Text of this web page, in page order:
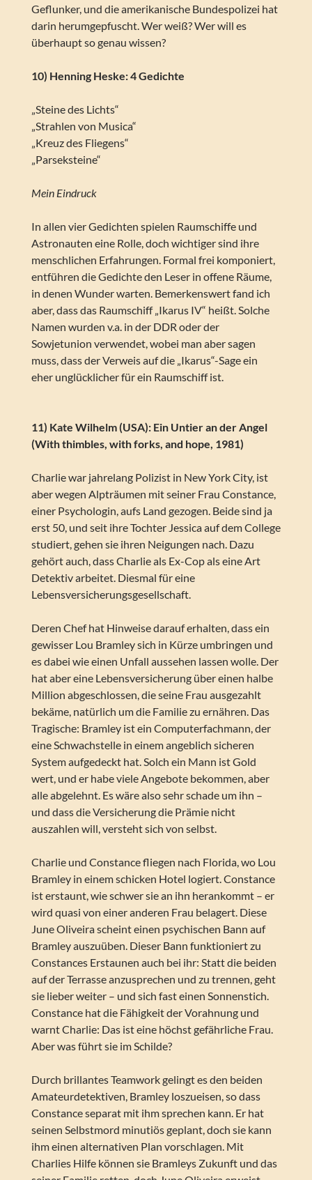
Geflunker, und die amerikanische Bundespolizei hat
darin herumgepfuscht. Wer weiß? Wer will es
überhaupt so genau wissen?
10) Henning Heske: 4 Gedichte
„Steine des Lichts“
„Strahlen von Musica“
„Kreuz des Fliegens“
„Parseksteine“
Mein Eindruck
In allen vier Gedichten spielen Raumschiffe und
Astronauten eine Rolle, doch wichtiger sind ihre
menschlichen Erfahrungen. Formal frei komponiert,
entführen die Gedichte den Leser in offene Räume,
in denen Wunder warten. Bemerkenswert fand ich
aber, dass das Raumschiff „Ikarus IV“ heißt. Solche
Namen wurden v.a. in der DDR oder der
Sowjetunion verwendet, wobei man aber sagen
muss, dass der Verweis auf die „Ikarus“-Sage ein
eher unglücklicher für ein Raumschiff ist.
11) Kate Wilhelm (USA): Ein Untier an der Angel
(With thimbles, with forks, and hope, 1981)
Charlie war jahrelang Polizist in New York City, ist
aber wegen Alpträumen mit seiner Frau Constance,
einer Psychologin, aufs Land gezogen. Beide sind ja
erst 50, und seit ihre Tochter Jessica auf dem College
studiert, gehen sie ihren Neigungen nach. Dazu
gehört auch, dass Charlie als Ex-Cop als eine Art
Detektiv arbeitet. Diesmal für eine
Lebensversicherungsgesellschaft.
Deren Chef hat Hinweise darauf erhalten, dass ein
gewisser Lou Bramley sich in Kürze umbringen und
es dabei wie einen Unfall aussehen lassen wolle. Der
hat aber eine Lebensversicherung über einen halbe
Million abgeschlossen, die seine Frau ausgezahlt
bekäme, natürlich um die Familie zu ernähren. Das
Tragische: Bramley ist ein Computerfachmann, der
eine Schwachstelle in einem angeblich sicheren
System aufgedeckt hat. Solch ein Mann ist Gold
wert, und er habe viele Angebote bekommen, aber
alle abgelehnt. Es wäre also sehr schade um ihn –
und dass die Versicherung die Prämie nicht
auszahlen will, versteht sich von selbst.
Charlie und Constance fliegen nach Florida, wo Lou
Bramley in einem schicken Hotel logiert. Constance
ist erstaunt, wie schwer sie an ihn herankommt – er
wird quasi von einer anderen Frau belagert. Diese
June Oliveira scheint einen psychischen Bann auf
Bramley auszuüben. Dieser Bann funktioniert zu
Constances Erstaunen auch bei ihr: Statt die beiden
auf der Terrasse anzusprechen und zu trennen, geht
sie lieber weiter – und sich fast einen Sonnenstich.
Constance hat die Fähigkeit der Vorahnung und
warnt Charlie: Das ist eine höchst gefährliche Frau.
Aber was führt sie im Schilde?
Durch brillantes Teamwork gelingt es den beiden
Amateurdetektiven, Bramley loszueisen, so dass
Constance separat mit ihm sprechen kann. Er hat
seinen Selbstmord minutiös geplant, doch sie kann
ihm einen alternativen Plan vorschlagen. Mit
Charlies Hilfe können sie Bramleys Zukunft und das